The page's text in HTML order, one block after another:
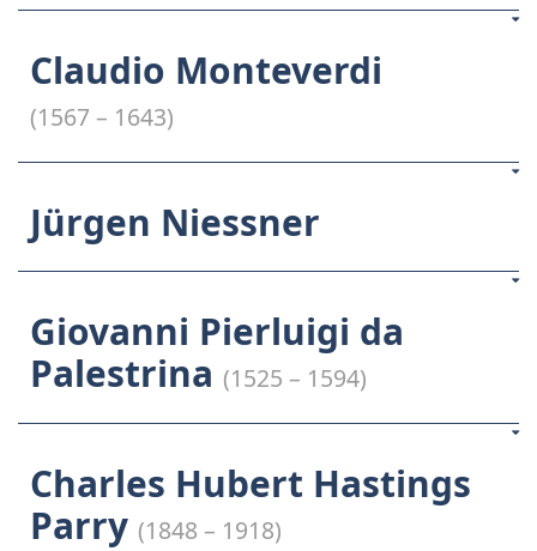
Claudio Monteverdi
(1567 – 1643)
Jürgen Niessner
Giovanni Pierluigi da
Palestrina (1525 – 1594)
Charles Hubert Hastings
Parry (1848 – 1918)